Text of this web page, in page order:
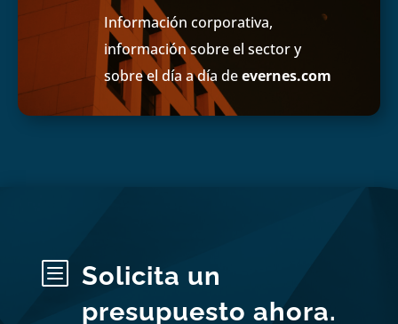
Información corporativa,
información sobre el sector y
sobre el día a día deevernes.com
b
Solicita un
presupuesto ahora.